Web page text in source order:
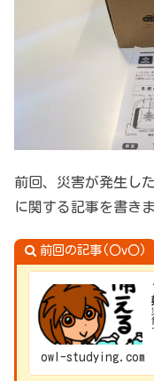
前回、災害が発生し
に関する記事を書きま
前回の記事(〇v〇)
owl-studying.com